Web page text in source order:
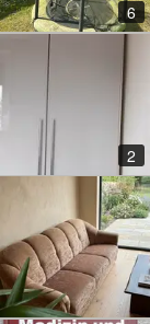
6
2